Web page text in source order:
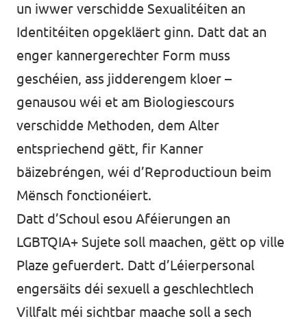
un iwwer verschidde Sexualitéiten an
Identitéiten opgekläert ginn. Datt dat an
enger kannergerechter Form muss
geschéien, ass jidderengem kloer –
genausou wéi et am Biologiescours
verschidde Methoden, dem Alter
entspriechend gëtt, fir Kanner
bäizebréngen, wéi d’Reproductioun beim
Mënsch fonctionéiert.
Datt d’Schoul esou Aféierungen an
LGBTQIA+ Sujete soll maachen, gëtt op ville
Plaze gefuerdert. Datt d’Léierpersonal
engersäits déi sexuell a geschlechtlech
Villfalt méi sichtbar maache soll a sech